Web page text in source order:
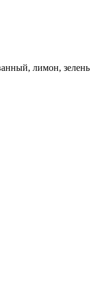
лимон, зелень